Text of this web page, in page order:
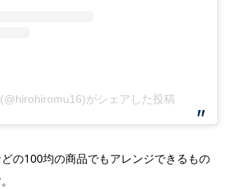
がシェアした投稿
の100均の商品でもアレンジできるもの